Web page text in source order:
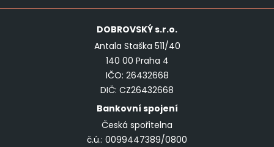
DOBROVSKÝs.r.o.
Antala Staška 511/40
140 00 Praha 4
IČO: 26432668
DIČ: CZ26432668
Bankovní spojení
Česká spořitelna
č.ú.: 0099447389/0800